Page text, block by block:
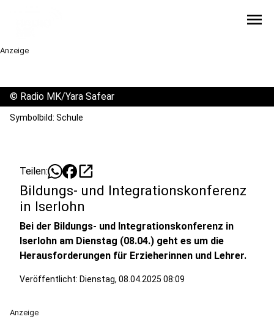
menu
Anzeige
© Radio MK/Yara Safear
Symbolbild: Schule
Teilen: open_in_new
Bildungs- und Integrationskonferenz
in Iserlohn
Bei der Bildungs- und Integrationskonferenz in
Iserlohn am Dienstag (08.04.) geht es um die
Herausforderungen für Erzieherinnen und Lehrer.
Veröffentlicht: Dienstag, 08.04.2025 08:09
Anzeige